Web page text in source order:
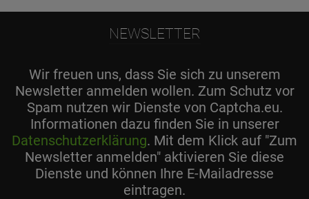
NEWSLETTER
Wir freuen uns, dass Sie sich zu unserem
Newsletter anmelden wollen. Zum Schutz vor
Spam nutzen wir Dienste von Captcha.eu.
Informationen dazu finden Sie in unserer
Datenschutzerklärung. Mit dem Klick auf "Zum
Newsletter anmelden" aktivieren Sie diese
Dienste und können Ihre E-Mailadresse
eintragen.